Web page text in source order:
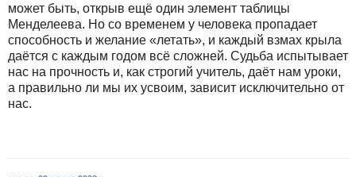
может быть, открыв ещё один элемент таблицы
Менделеева. Но со временем у человека пропадает
способность и желание «летать», и каждый взмах крыла
даётся с каждым годом всё сложней. Судьба испытывает
нас на прочность и, как строгий учитель, даёт нам уроки,
а правильно ли мы их усвоим, зависит исключительно от
нас.